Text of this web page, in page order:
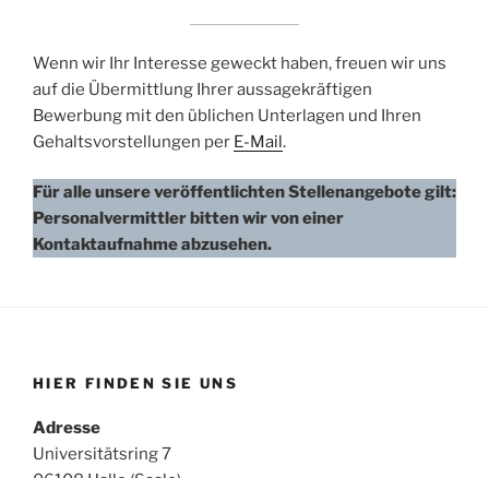
Wenn wir Ihr Interesse geweckt haben, freuen wir uns
auf die Übermittlung Ihrer aussagekräftigen
Bewerbung mit den üblichen Unterlagen und Ihren
Gehaltsvorstellungen per E-Mail.
Für alle unsere veröffentlichten Stellenangebote gilt:
Personalvermittler bitten wir von einer
Kontaktaufnahme abzusehen.
HIER FINDEN SIE UNS
Adresse
Universitätsring 7